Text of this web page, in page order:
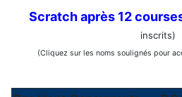
Scratch après 12
inscrits)
(Cliquez sur les noms soulignés pour